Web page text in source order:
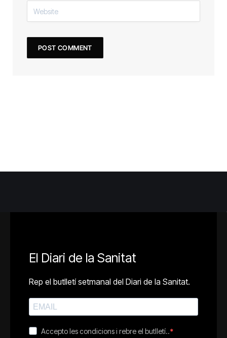
El Diari de la Sanitat
Rep el butlletí setmanal del Diari de la Sanitat.
Accepto les condicions i rebre el butlletí..